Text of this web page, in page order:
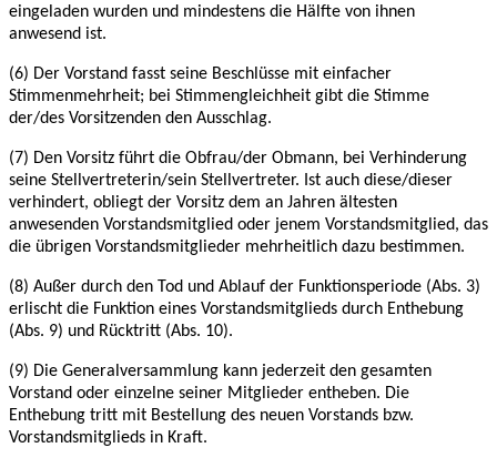
eingeladen wurden und mindestens die Hälfte von ihnen
anwesend ist.
(6) Der Vorstand fasst seine Beschlüsse mit einfacher
Stimmenmehrheit; bei Stimmengleichheit gibt die Stimme
der/des Vorsitzenden den Ausschlag.
(7) Den Vorsitz führt die Obfrau/der Obmann, bei Verhinderung
seine Stellvertreterin/sein Stellvertreter. Ist auch diese/dieser
verhindert, obliegt der Vorsitz dem an Jahren ältesten
anwesenden Vorstandsmitglied oder jenem Vorstandsmitglied, das
die übrigen Vorstandsmitglieder mehrheitlich dazu bestimmen.
(8) Außer durch den Tod und Ablauf der Funktionsperiode (Abs. 3)
erlischt die Funktion eines Vorstandsmitglieds durch Enthebung
(Abs. 9) und Rücktritt (Abs. 10).
(9) Die Generalversammlung kann jederzeit den gesamten
Vorstand oder einzelne seiner Mitglieder entheben. Die
Enthebung tritt mit Bestellung des neuen Vorstands bzw.
Vorstandsmitglieds in Kraft.